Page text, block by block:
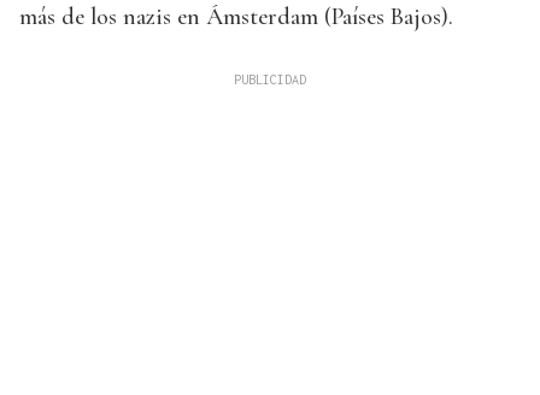
más de los nazis en Ámsterdam (Países Bajos).